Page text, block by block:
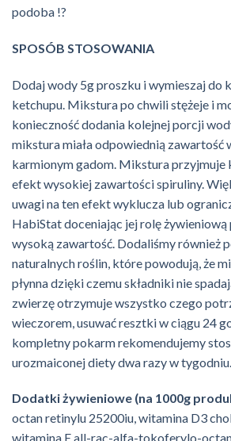
podoba !?
SPOSÓB STOSOWANIA
Dodaj wody 5g proszku i wymieszaj do
ketchupu. Mikstura po chwili stężeje i
konieczność dodania kolejnej porcji
mikstura miała odpowiednią zawartość
karmionym gadom. Mikstura przyjmuje
efekt wysokiej zawartości spiruliny.
uwagi na ten efekt wyklucza lub
HabiStat doceniając jej rolę żywieniową
wysoką zawartość. Dodaliśmy również
naturalnych roślin, które powodują, że
płynna dzięki czemu składniki nie
zwierzę otrzymuje wszystko czego
wieczorem, usuwać resztki w ciągu 24
kompletny pokarm rekomendujemy
urozmaiconej diety dwa razy w tygodniu.
Dodatki żywieniowe (na 1000g
octan retinylu 25200iu, witamina D3
witamina E all-rac-alfa-tokoferylo-